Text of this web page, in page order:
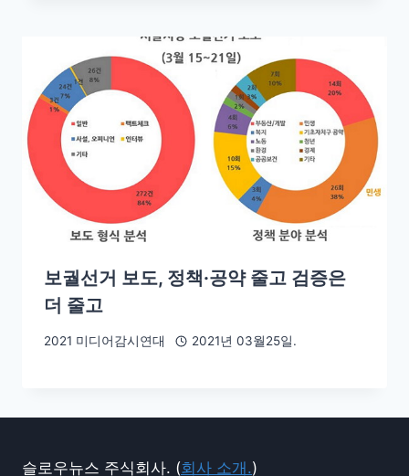
보궐선거 보도, 정책·공약 줄고 검증은
더 줄고
2021 미디어감시연대 2021년 03월25일.
슬로우뉴스 주식회사. (회사 소개.)